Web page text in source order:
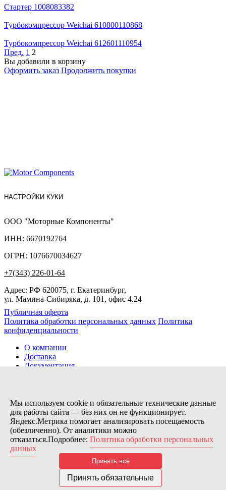
Стартер 1008083382
Турбокомпрессор Weichai 610800110868
Турбокомпрессор Weichai 612601110954
Пред. 1 2
Вы добавили в корзину
Оформить заказ Продолжить покупки
НАСТРОЙКИ КУКИ
ООО "Моторные Компоненты"
ИНН: 6670192764
ОГРН: 1076670034627
+7(343) 226-01-64
Адрес: РФ 620075, г. Екатеринбург,
ул. Мамина-Сибиряка, д. 101, офис 4.24
Публичная оферта
Политика обработки персональных данных Политика
конфиденциальности
О компании
Доставка
Документация
Контакты
Заказов сегодня / Всего
58
11133
Нас можно найти тут:
© 2026 Motor Components. Все права защищены
Дизайн и разработка сайта
Nice’
В связи с возникшими затруднениями с поставками из-за
Мы используем cookie и обязательные технические данные
для работы сайта — без них он не функционирует.
Яндекс.Метрика помогает анализировать посещаемость
(обезличенно). От аналитики можно
отказаться.Подробнее: Политика обработки персональных
данных
Принять всё
Принять обязательные